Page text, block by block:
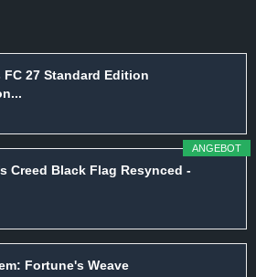
FC 27 Standard Edition
ANGEBOT
Creed Black Flag Resynced -
Fortune's Weave